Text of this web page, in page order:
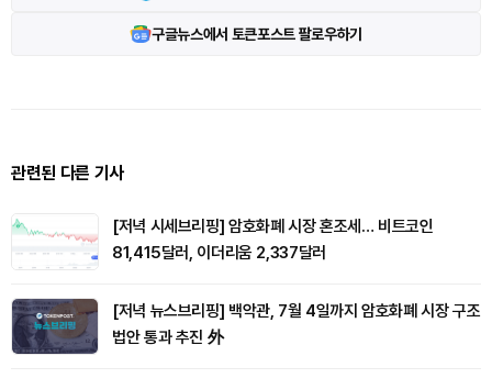
구글뉴스에서 토큰포스트 팔로우하기
관련된 다른 기사
[저녁 시세브리핑] 암호화폐 시장 혼조세… 비트코인
81,415달러, 이더리움 2,337달러
[저녁 뉴스브리핑] 백악관, 7월 4일까지 암호화폐 시장 구조
법안 통과 추진 外